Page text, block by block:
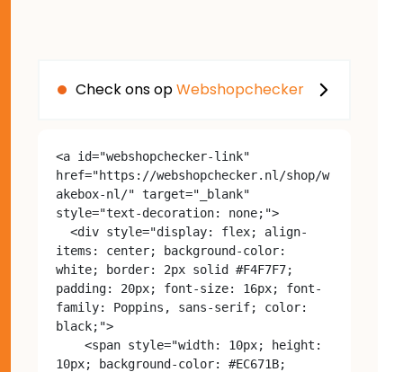
Check ons opWebshopchecker
<a id="webshopchecker-link"
href="https://webshopchecker.nl/shop/w
akebox-nl/" target="_blank"
style="text-decoration: none;">
items: center; background-color:
white; border: 2px solid #F4F7F7;
padding: 20px; font-size: 16px; font-
family: Poppins, sans-serif; color:
black;">
10px; background-color: #EC671B;